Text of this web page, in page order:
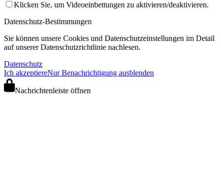
Klicken Sie, um Videoeinbettungen zu aktivieren/deaktivieren.
Datenschutz-Bestimmungen
Sie können unsere Cookies und Datenschutzeinstellungen im Detail
auf unserer Datenschutzrichtlinie nachlesen.
Datenschutz
Ich akzeptiereNur Benachrichtigung ausblenden
Nachrichtenleiste öffnen